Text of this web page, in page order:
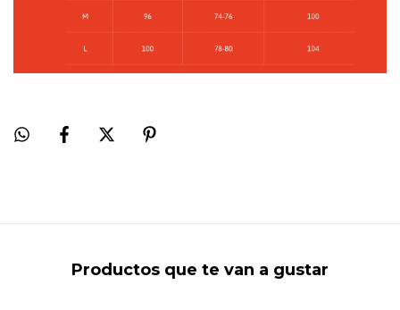
Productos que te van a gustar